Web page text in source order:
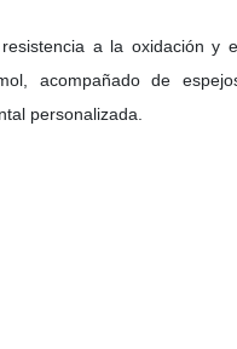
a la oxidación y
acompañado de
personalizada.